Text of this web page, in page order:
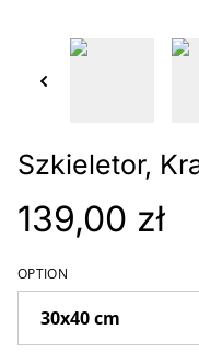
Szkieletor,
139,00 zł
OPTION